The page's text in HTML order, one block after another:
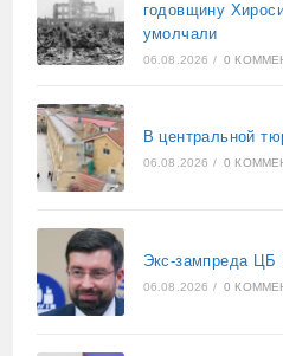
годовщину
умолчали
06.08.2026 / 0
В центральной
06.08.2026 / 0
Экс-зампреда ЦБ
06.08.2026 / 0